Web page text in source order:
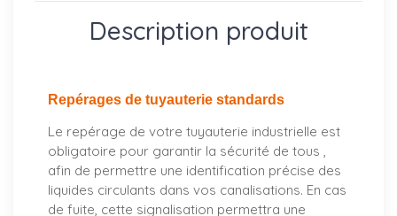
Description produit
Repérages de tuyauterie standards
Le repérage de votre tuyauterie industrielle est
obligatoire pour garantir la sécurité de tous ,
afin de permettre une identification précise des
liquides circulants dans vos canalisations. En cas
de fuite, cette signalisation permettra une